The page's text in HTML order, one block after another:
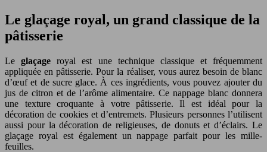
Le glaçage royal, un grand classique de la
pâtisserie
Leglaçage royal est une technique classique et fréquemment
appliquée en pâtisserie. Pour la réaliser, vous aurez besoin de blanc
d’œuf et de sucre glace. À ces ingrédients, vous pouvez ajouter du
jus de citron et de l’arôme alimentaire. Ce nappage blanc donnera
une texture croquante à votre pâtisserie. Il est idéal pour la
décoration de cookies et d’entremets. Plusieurs personnes l’utilisent
aussi pour la décoration de religieuses, de donuts et d’éclairs. Le
glaçage royal est également un nappage parfait pour les mille-
feuilles.